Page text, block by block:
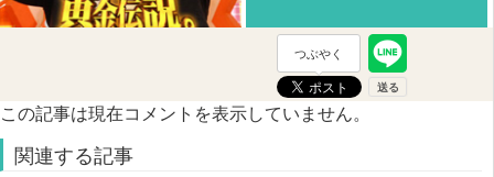
つぶやく
この記事は現在コメントを表示していません。
関連する記事